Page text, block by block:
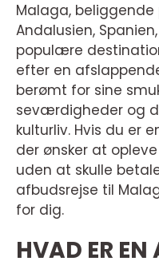
Malaga, beliggende
Andalusien,
populære
efter en
berømt for sine
seværdigheder og
kulturliv. Hvis du er
der ønsker at
uden at skulle
afbudsrejse til
for dig.
HVAD ER EN